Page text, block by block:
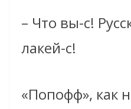
– Что вы-с!
лакей-с!
«Попофф», как